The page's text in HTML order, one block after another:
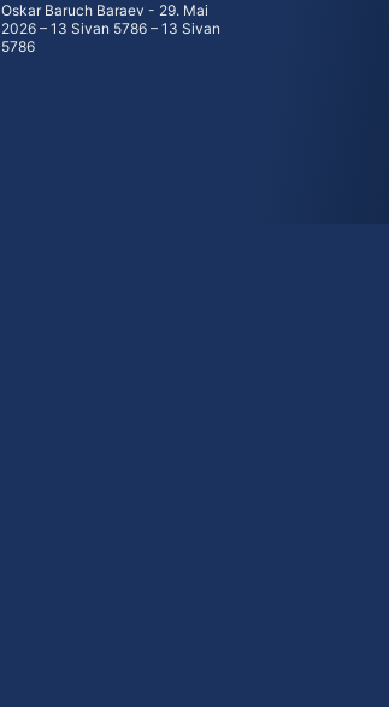
Oskar Baruch Baraev
29. Mai
2026 – 13 Sivan 5786 – 13 Sivan
5786